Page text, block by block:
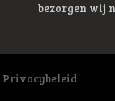
bezorgen wij
Privacybeleid